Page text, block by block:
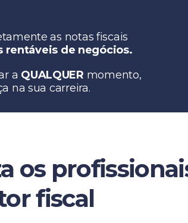
as notas fiscais
rentáveis de negócios.
a QUALQUER momento,
na sua carreira.
os
fiscal